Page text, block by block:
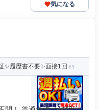
気になる
✨履歴書不要✨面接1回